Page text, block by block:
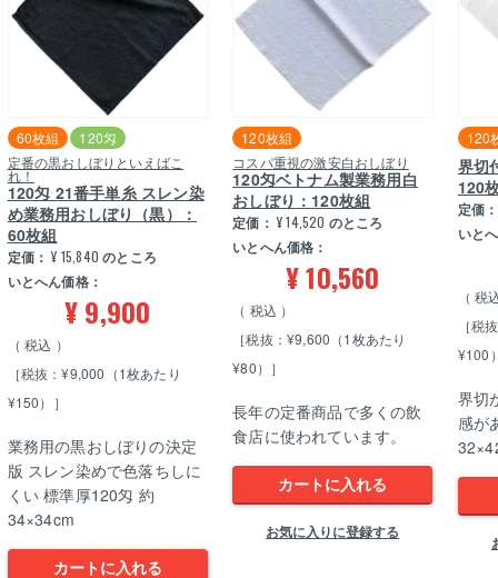
60枚組
120匁
定番の黒おしぼりといえばこ
れ！
120匁 21番手単糸 スレン染
め業務用おしぼり（黒）：
60枚組
定価： ¥ 15,840 のところ
いとへん価格：
¥9,900
税込
［税抜：¥9,000（1枚あたり
¥150）］
業務用の黒おしぼりの決定
版 スレン染めで色落ちしに
くい 標準厚120匁 約
34×34cm
カートに入れる
120枚組
コスパ重視の激安白おしぼり
120匁ベトナム製業務用白
おしぼり：120枚組
定価： ¥ 14,520 のところ
いとへん価格：
¥10,560
税込
［税抜：¥9,600（1枚あたり
¥80）］
長年の定番商品で多くの飲
食店に使われています。
カートに入れる
お気に入りに登録する
120
界切
120
定価：
いと
税
［税
¥100
界切
感